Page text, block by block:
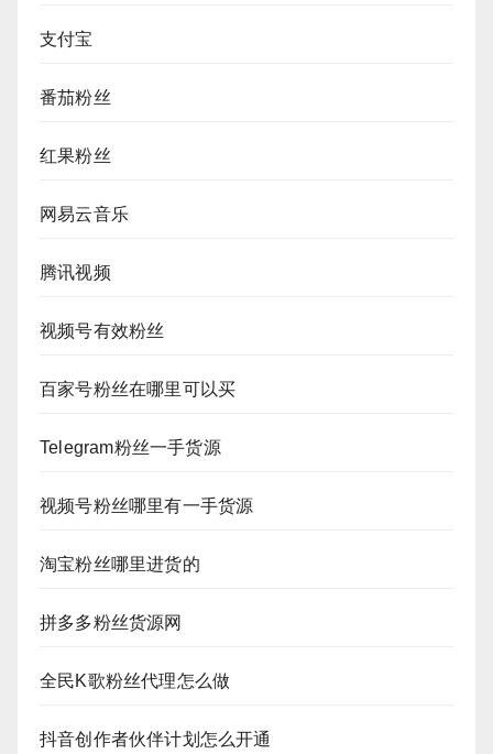
支付宝
番茄粉丝
红果粉丝
网易云音乐
腾讯视频
视频号有效粉丝
百家号粉丝在哪里可以买
Telegram粉丝一手货源
视频号粉丝哪里有一手货源
淘宝粉丝哪里进货的
拼多多粉丝货源网
全民K歌粉丝代理怎么做
抖音创作者伙伴计划怎么开通